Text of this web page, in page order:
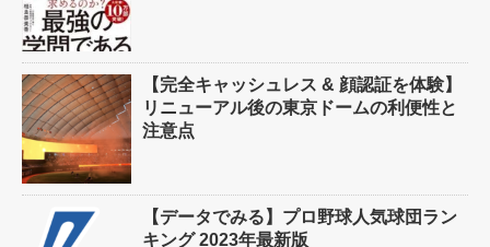
【完全キャッシュレス & 顔認証を体験】
リニューアル後の東京ドームの利便性と
注意点
【データでみる】プロ野球人気球団ラン
キング 2023年最新版